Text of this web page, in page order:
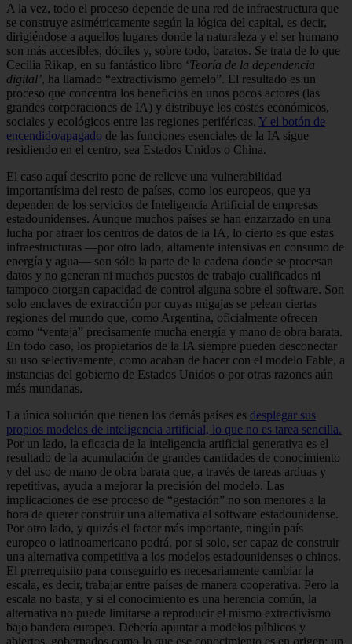
A la vez, todo el proceso depende de una red de infraestructura que
se construye asimétricamente según la lógica del capital, es decir,
dirigiéndose a aquellos lugares donde la naturaleza y el ser humano
son más accesibles, dóciles y, sobre todo, baratos. Se trata de lo que
Cecilia Rikap, en su fantástico libro ‘Teoría de la dependencia
digital’, ha llamado “extractivismo gemelo”. El resultado es un
proceso que concentra los beneficios en unos pocos actores (las
grandes corporaciones de IA) y distribuye los costes económicos,
sociales y ecológicos entre las regiones periféricas. Y el botón de
encendido/apagado de las funciones esenciales de la IA sigue
residiendo en el centro, sea Estados Unidos o China.
El caso aquí descrito pone de relieve una vulnerabilidad
importantísima del resto de países, como los europeos, que ya
dependen de los servicios de Inteligencia Artificial de empresas
estadounidenses. Aunque muchos países se han enzarzado en una
lucha por atraer los centros de datos de la IA, lo cierto es que estas
infraestructuras —por otro lado, altamente intensivas en consumo de
energía y agua— son sólo la parte de la cadena donde se procesan
datos y no generan ni muchos puestos de trabajo cualificados ni
tampoco otorgan capacidad de control alguna sobre el software. Son
solo enclaves de extracción por cuyas migajas se pelean ciertas
regiones del mundo que, como Argentina, oficialmente ofrecen
como “ventaja” precisamente mucha energía y mano de obra barata.
En todo caso, los propietarios de la IA siempre pueden desconectar
su uso selectivamente, como acaban de hacer con el modelo Fable, a
instancias del gobierno de Estados Unidos o por otras razones aún
más mundanas.
La única solución que tienen los demás países es desplegar sus
propios modelos de inteligencia artificial, lo que no es tarea sencilla.
Por un lado, la eficacia de la inteligencia artificial generativa es el
resultado de la acumulación de grandes cantidades de conocimiento
y del uso de mano de obra barata que, a través de tareas arduas y
repetitivas, ayuda a mejorar la precisión del modelo. Las
implicaciones de ese proceso de “gestación” no son menores a la
hora de querer construir una alternativa al software estadounidense.
Por otro lado, y quizás el factor más importante, ningún país
europeo o latinoamericano podrá, por si solo, ser capaz de construir
una alternativa competitiva a los modelos estadounidenses o chinos.
El prerrequisito para conseguirlo es necesariamente cambiar la
escala, es decir, trabajar entre países de manera cooperativa. Pero la
escala no basta, y si el conocimiento es una herencia común, la
alternativa no puede limitarse a reproducir el mismo extractivismo
bajo bandera europea. Debería apuntar a modelos públicos y
abiertos, gobernados como lo que ese conocimiento es en origen: un